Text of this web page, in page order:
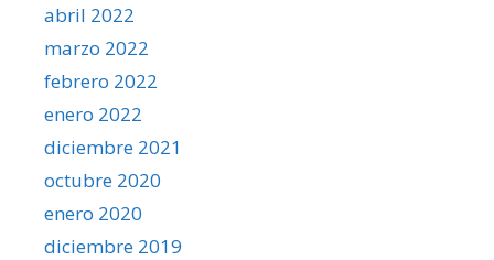
abril 2022
marzo 2022
febrero 2022
enero 2022
diciembre 2021
octubre 2020
enero 2020
diciembre 2019